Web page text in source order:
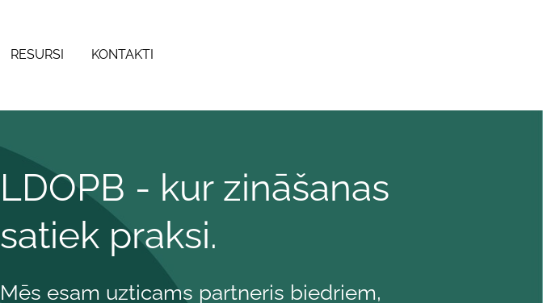
RESURSI KONTAKTI
LDOPB - kur zināšanas
satiek praksi.
Mēs esam uzticams partneris biedriem,